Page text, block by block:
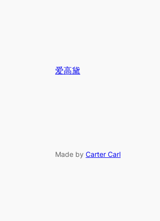
爱高黛
Made by Carter Carl